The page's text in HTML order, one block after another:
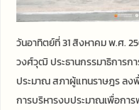
วันอาทิตย์ที่ 31 สิงหาคม พ.ศ.
วงศ์วุฒิ ประธานกรรมาธิการก
ประมาณ สภาผู้แทนราษฎร ลง
การบริหารงบประมาณเพื่อกา